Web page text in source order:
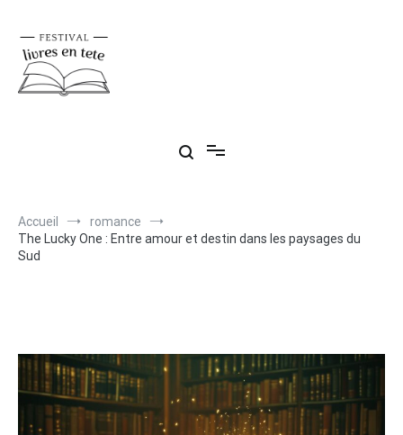
contenu
Accueil
romance
The Lucky One : Entre amour et destin dans les paysages du
Sud